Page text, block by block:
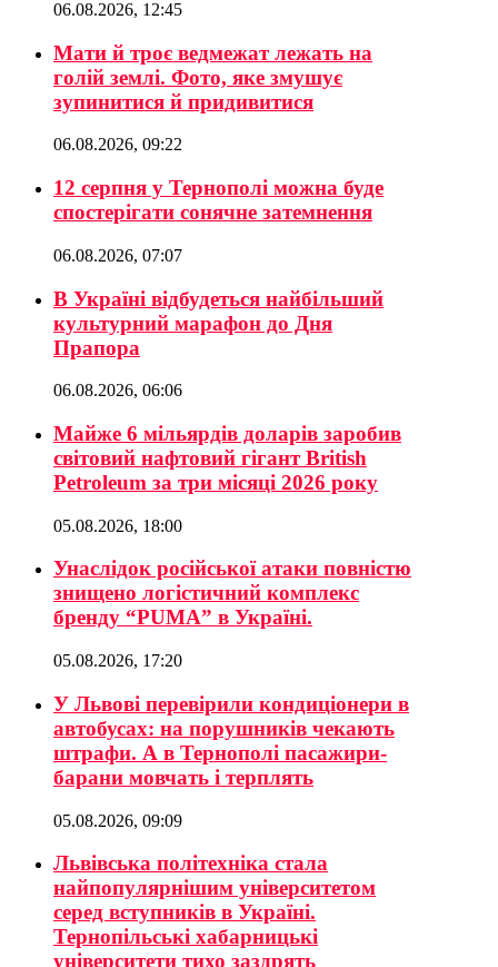
06.08.2026, 12:45
Мати й троє ведмежат лежать на
голій землі. Фото, яке змушує
зупинитися й придивитися
06.08.2026, 09:22
12 серпня у Тернополі можна буде
спостерігати сонячне затемнення
06.08.2026, 07:07
В Україні відбудеться найбільший
культурний марафон до Дня
Прапора
06.08.2026, 06:06
Майже 6 мільярдів доларів заробив
світовий нафтовий гігант British
Petroleum за три місяці 2026 року
05.08.2026, 18:00
Унаслідок російської атаки повністю
знищено логістичний комплекс
бренду “PUMA” в Україні.
05.08.2026, 17:20
У Львові перевірили кондиціонери в
автобусах: на порушників чекають
штрафи. А в Тернополі пасажири-
барани мовчать і терплять
05.08.2026, 09:09
Львівська політехніка стала
найпопулярнішим університетом
серед вступників в Україні.
Тернопільські хабарницькі
університети тихо заздрять